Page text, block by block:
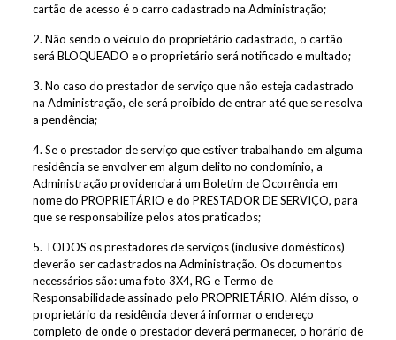
cartão de acesso é o carro cadastrado na Administração;
2. Não sendo o veículo do proprietário cadastrado, o cartão
será BLOQUEADO e o proprietário será notificado e multado;
3. No caso do prestador de serviço que não esteja cadastrado
na Administração, ele será proibido de entrar até que se resolva
a pendência;
4. Se o prestador de serviço que estiver trabalhando em alguma
residência se envolver em algum delito no condomínio, a
Administração providenciará um Boletim de Ocorrência em
nome do PROPRIETÁRIO e do PRESTADOR DE SERVIÇO, para
que se responsabilize pelos atos praticados;
5. TODOS os prestadores de serviços (inclusive domésticos)
deverão ser cadastrados na Administração. Os documentos
necessários são: uma foto 3X4, RG e Termo de
Responsabilidade assinado pelo PROPRIETÁRIO. Além disso, o
proprietário da residência deverá informar o endereço
completo de onde o prestador deverá permanecer, o horário de